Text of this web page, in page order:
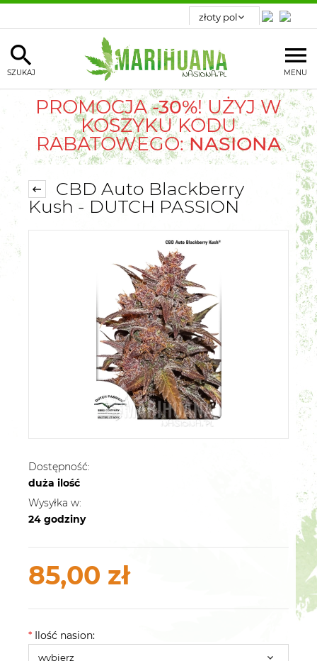
MENU
SZUKAJ
PROMOCJA-30%! UŻYJ W
KOSZYKU KODU
RABATOWEGO:NASIONA
CBD Auto Blackberry
Kush - DUTCH PASSION
Dostępność:
duża ilość
Wysyłka w:
24 godziny
85,00 zł
* Ilość nasion: